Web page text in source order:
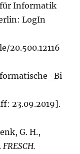
für Informatik
LogIn
20.500.12116
23.09.2019].
G. H.,
FRESCH.